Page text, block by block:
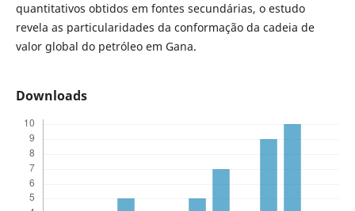
quantitativos obtidos em fontes secundárias, o estudo
revela as particularidades da conformação da cadeia de
valor global do petróleo em Gana.
Downloads